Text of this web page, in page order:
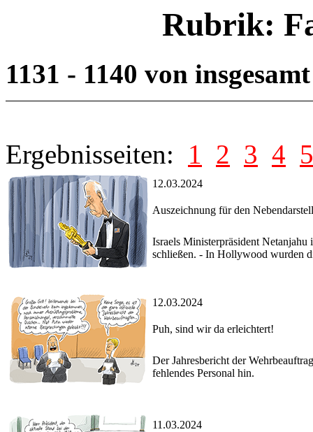
Rubrik:
1131 - 1140 von
Ergebnisseiten: 1 2 3 4 5
12.03.2024
Auszeichnung für den
Israels Ministerpräsident
schließen. - In Hollywood wurden
12.03.2024
Puh, sind wir da erleichtert!
Der Jahresbericht der
fehlendes Personal hin.
11.03.2024